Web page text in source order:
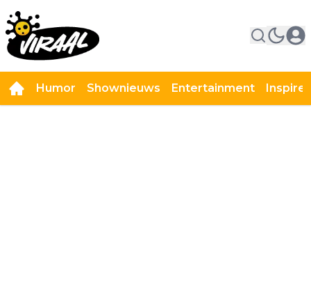
Humor Shownieuws Entertainment